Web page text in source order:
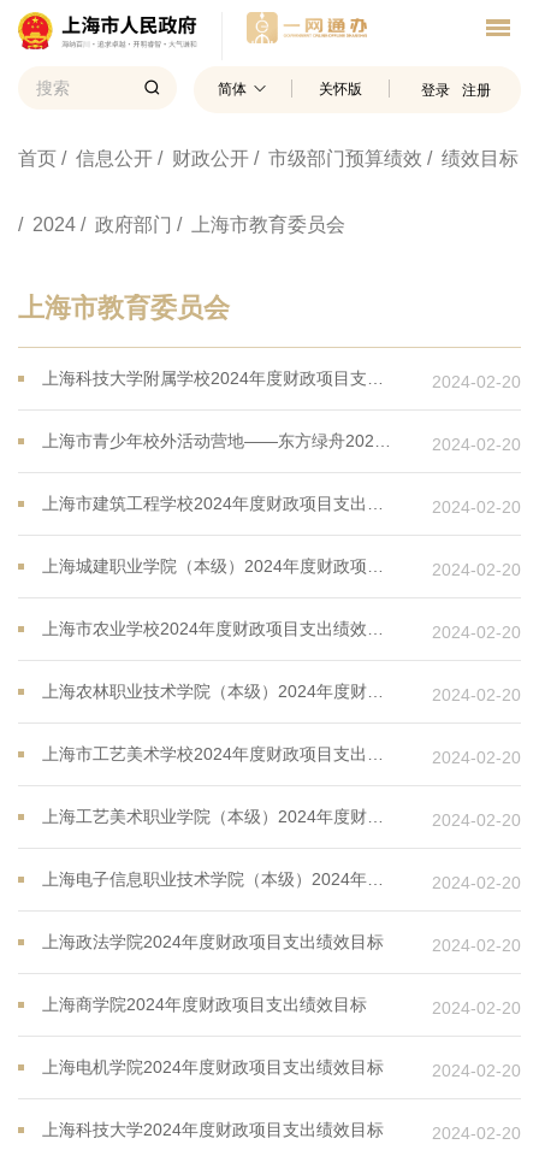
简体 关怀版 登录 注册
首页 / 信息公开 / 财政公开 / 市级部门预算绩效 / 绩效目标
/ 2024 / 政府部门 / 上海市教育委员会
上海市教育委员会
2024-02-20
2024-02-20
2024-02-20
2024-02-20
2024-02-20
2024-02-20
2024-02-20
2024-02-20
2024-02-20
上海政法学院2024年度财政项目支出绩效目标 2024-02-20
上海商学院2024年度财政项目支出绩效目标 2024-02-20
上海电机学院2024年度财政项目支出绩效目标 2024-02-20
上海科技大学2024年度财政项目支出绩效目标 2024-02-20